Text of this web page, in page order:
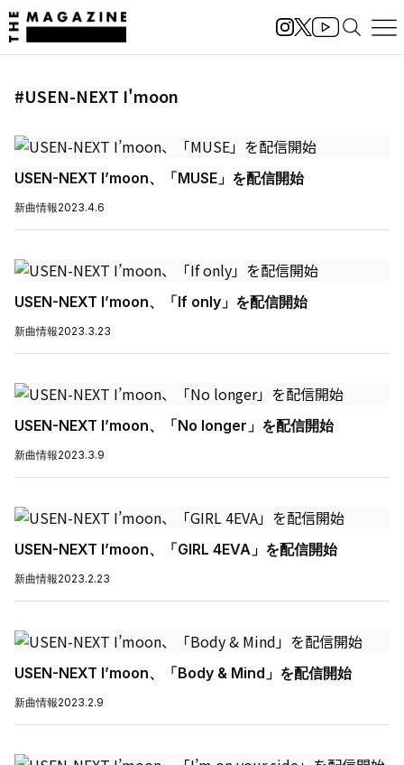
#USEN-NEXT I'moon
USEN-NEXT I’moon、「MUSE」を配信開始
新曲情報2023.4.6
USEN-NEXT I’moon、「If only」を配信開始
新曲情報2023.3.23
USEN-NEXT I’moon、「No longer」を配信開始
新曲情報2023.3.9
USEN-NEXT I’moon、「GIRL 4EVA」を配信開始
新曲情報2023.2.23
USEN-NEXT I’moon、「Body & Mind」を配信開始
新曲情報2023.2.9